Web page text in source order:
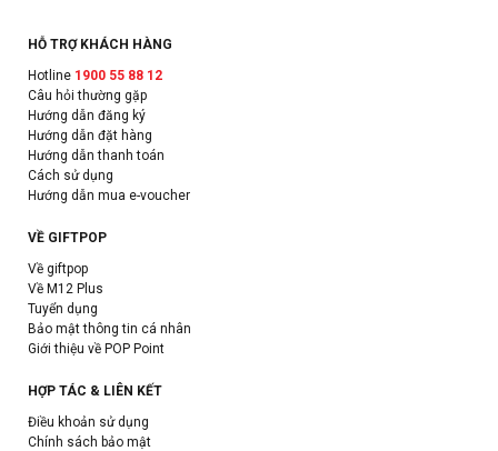
HỖ TRỢ KHÁCH HÀNG
Hotline 1900 55 88 12
Câu hỏi thường gặp
Hướng dẫn đăng ký
Hướng dẫn đặt hàng
Hướng dẫn thanh toán
Cách sử dụng
Hướng dẫn mua e-voucher
VỀ GIFTPOP
Về giftpop
Về M12 Plus
Tuyển dụng
Bảo mật thông tin cá nhân
Giới thiệu về POP Point
HỢP TÁC & LIÊN KẾT
Điều khoản sử dụng
Chính sách bảo mật